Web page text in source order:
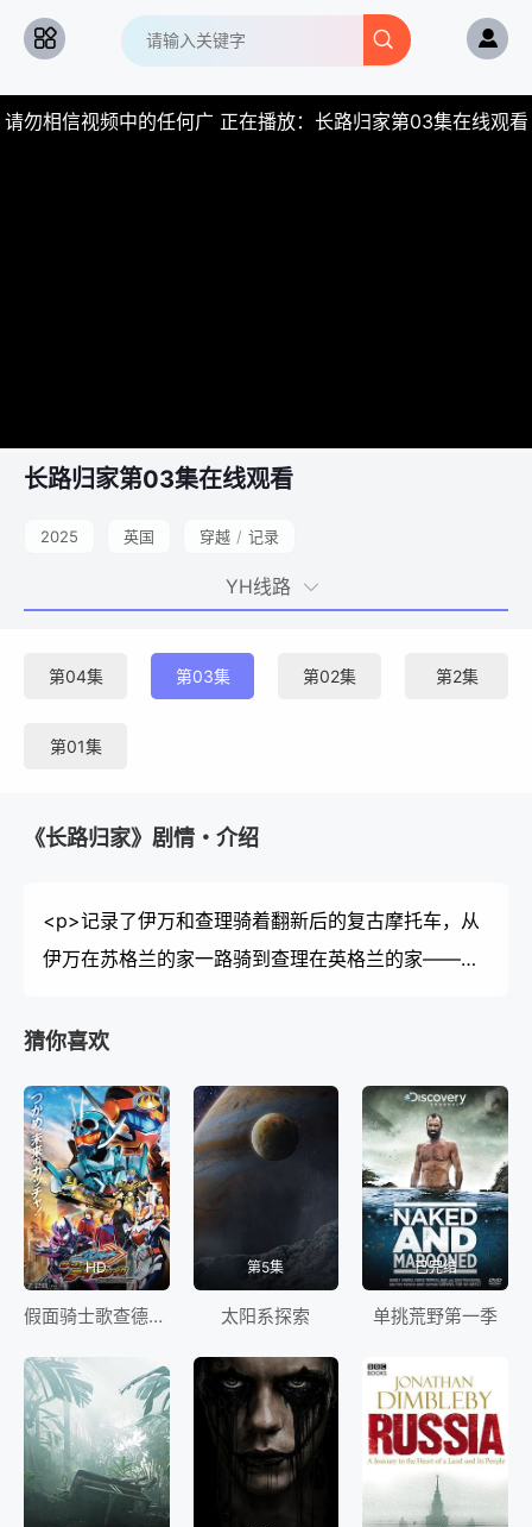
请勿相信视频中的任何广 正在播放：长路归家第03集在线观看
长路归家第03集在线观看
2025 英国 穿越 / 记录
YH线路
第04集 第03集 第02集 第2集
第01集
《长路归家》剧情・介绍
<p>记录了伊万和查理骑着翻新后的复古摩托车，从
伊万在苏格兰的家一路骑到查理在英格兰的家——但
将穿越北海前往斯堪的纳维亚，骑至北极圈，再南下
英吉利海峡回到家乡。 这是一场穿越超过15个国
家的冒险旅程，他们将领略壮丽风光，行驶在世界上
一些最精彩的驾驶路线中。途中，他们还会深入当地
文化，与当地人互动，体验各种独特又有趣的活动。
</p>
猜你喜欢
HD
假面骑士歌查德剧场版：THE·未来·破晓
第5集
太阳系探索
已完结
单挑荒野第一季